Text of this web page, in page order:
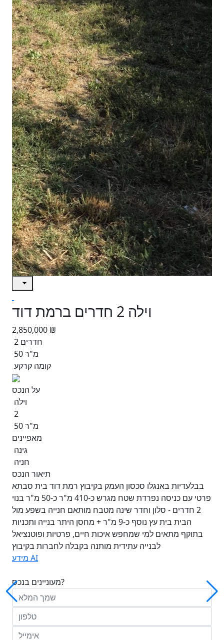
וילה 2 חדרים ברמת דוד
2,850,000 ₪
2 חדרים
50 מ"ר
קומה קרקע
על הנכס
וילה
2
50 מ"ר
מאפיינים
גינה
חניה
תיאור הנכס
בבלעדיות באנגלו סכסון העמק בקיבוץ רמת דוד בית סבתא
פרטי עם כניסה נפרדת שטח מגרש כ-410 מ"ר כ-50 מ"ר בנוי
2 חדרים - סלון וחדר שינה מטבח מותאם חנייה בשפע מול
הבית בית עץ נוסף כ-9 מ"ר + מחסן היתר בנייה ותכניות
בתוקף מתאים למי שמחפש איכות חיים, פרטיות ופוטנציאל
לבנייה עתידית מותנה בקבלה לחברות בקיבוץ
מידע AI
מעוניינים בנכס?